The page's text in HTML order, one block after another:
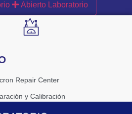
Abierto Laboratorio
Repair Center
y Calibración